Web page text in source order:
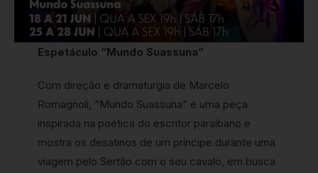
Espetáculo “Mundo Suassuna”
Com direção e dramaturgia de Marcelo
Romagnoli, “Mundo Suassuna” é uma peça
inspirada na poética do escritor paraibano e
mostra os desatinos de um príncipe durante uma
viagem pelo Sertão com o seu cavalo, em busca